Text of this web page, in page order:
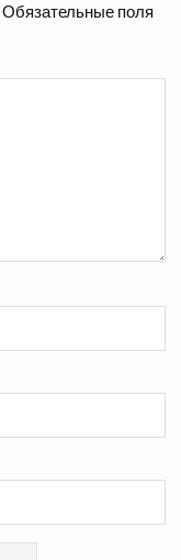
Обязательные поля